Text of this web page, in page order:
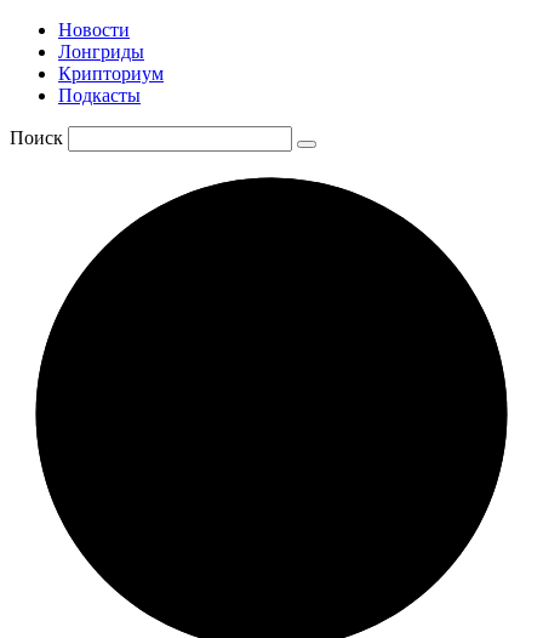
Новости
Лонгриды
Крипториум
Подкасты
Поиск